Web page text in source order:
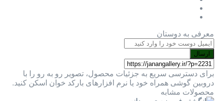
معرفی به دوستان
ارسال
برای دسترسی سریع به جزئیات محصول، تصویر رو به رو را با
دروبین گوشی همراه خود یا نرم افزارهای بارکد خوان اسکن کنید.
محصولات مشابه